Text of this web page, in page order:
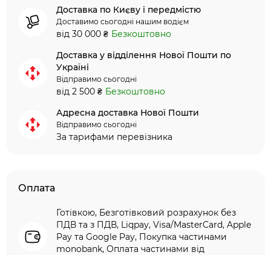
Доставка по Києву і передмістю
Доставимо сьогодні нашим водієм
від 30 000 ₴ Безкоштовно
Доставка у відділення Нової Пошти по
Україні
Відправимо сьогодні
від 2 500 ₴ Безкоштовно
Адресна доставка Нової Пошти
Відправимо сьогодні
За тарифами перевізника
Оплата
Готівкою, Безготівковий розрахунок без
ПДВ та з ПДВ, Liqpay, Visa/MasterCard, Apple
Pay та Google Pay, Покупка частинами
monobank, Оплата частинами від